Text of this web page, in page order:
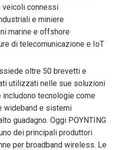
veicoli connessi
e miniere
marine e offshore
di telecomunicazione e IoT
oltre 50 brevetti e
utilizzati nelle sue soluzioni
includono tecnologie come
wideband e sistemi
guadagno. Oggi POYNTING
dei principali produttori
per broadband wireless. Le